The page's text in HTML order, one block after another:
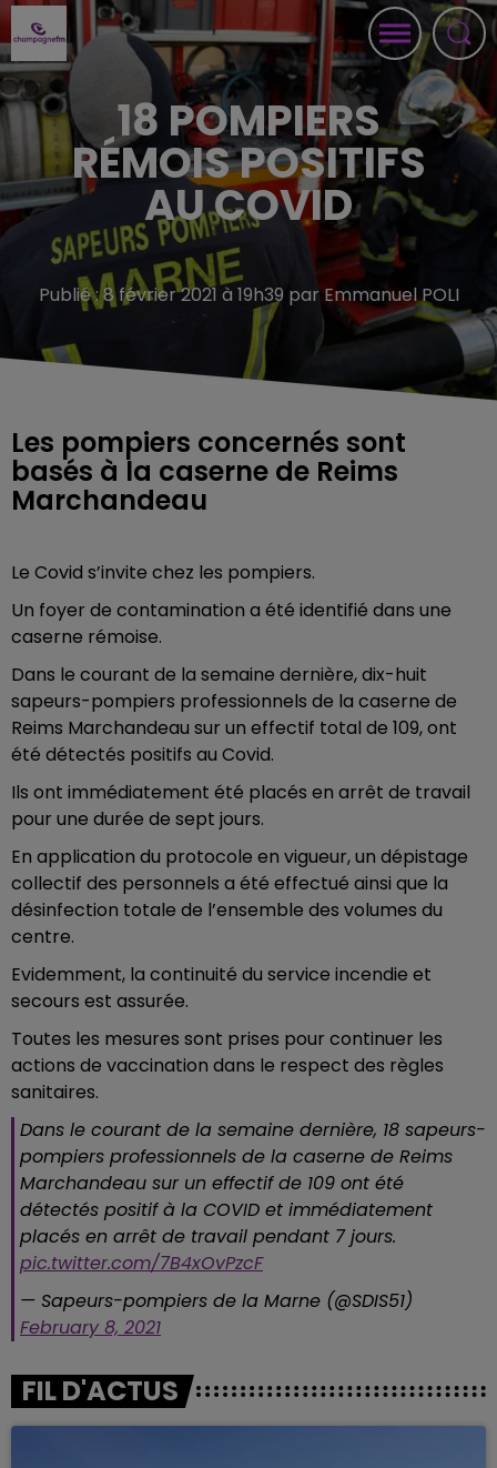
18 POMPIERS
RÉMOIS POSITIFS
AU COVID
Publié : 8 février 2021 à 19h39 par Emmanuel POLI
Les pompiers concernés sont
basés à la caserne de Reims
Marchandeau
Le Covid s’invite chez les pompiers.
Un foyer de contamination a été identifié dans une
caserne rémoise.
Dans le courant de la semaine dernière, dix-huit
sapeurs-pompiers professionnels de la caserne de
Reims Marchandeau sur un effectif total de 109, ont
été détectés positifs au Covid.
Ils ont immédiatement été placés en arrêt de travail
pour une durée de sept jours.
En application du protocole en vigueur, un dépistage
collectif des personnels a été effectué ainsi que la
désinfection totale de l’ensemble des volumes du
centre.
Evidemment, la continuité du service incendie et
secours est assurée.
Toutes les mesures sont prises pour continuer les
actions de vaccination dans le respect des règles
sanitaires.
Dans le courant de la semaine dernière, 18 sapeurs-
pompiers professionnels de la caserne de Reims
Marchandeau sur un effectif de 109 ont été
détectés positif à la COVID et immédiatement
placés en arrêt de travail pendant 7 jours.
pic.twitter.com/7B4xOvPzcF
— Sapeurs-pompiers de la Marne (@SDIS51)
February 8, 2021
FIL D'ACTUS